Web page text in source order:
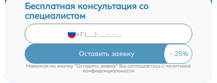
Бесплатная консультация со
специалистом
Оставить заявку
Нажимая на кнопку "Оставить заявку" Вы соглашаетесь cполитикой
конфиденциальности